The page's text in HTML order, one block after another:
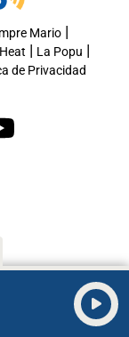
Mario|
| La Popu |
de Privacidad